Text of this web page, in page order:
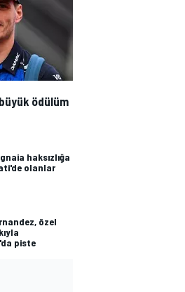
ödülüm
haksızlığa
olanlar
özel
piste